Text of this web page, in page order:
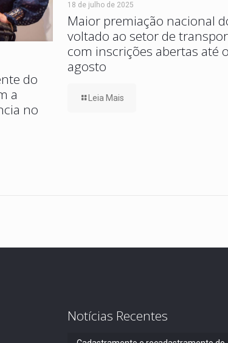
do
a
no
18 de julho de 2025
Maior premiação nacional
voltado ao setor de
com inscrições abertas até
agosto
Leia Mais
Notícias Recentes